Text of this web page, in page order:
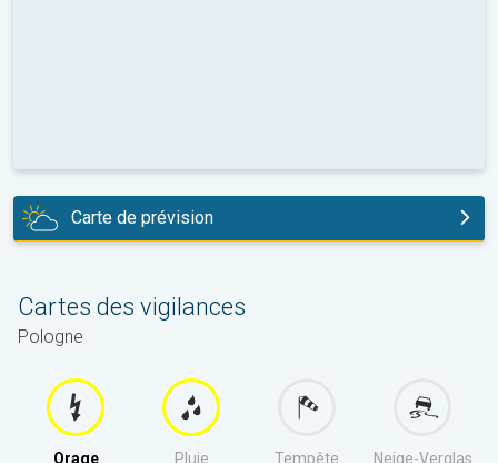
Carte de prévision
Cartes des vigilances
Pologne
Orage Pluie Tempête Neige-Verglas